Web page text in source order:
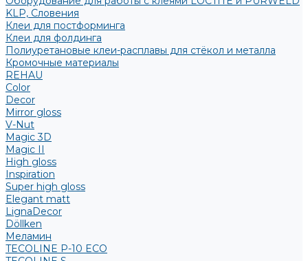
KLP, Словения
Клеи для постформинга
Клеи для фолдинга
Полиуретановые клеи-расплавы для стёкол и металла
Кромочные материалы
REHAU
Color
Decor
Mirror gloss
V-Nut
Magic 3D
Magic II
High gloss
Inspiration
Super high gloss
Elegant matt
LignaDecor
Döllken
Меламин
TECOLINE P-10 ECO